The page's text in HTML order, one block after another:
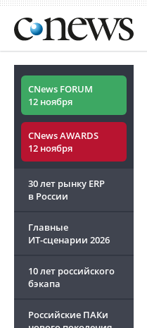
CNews FORUM
12 ноября
CNews AWARDS
12 ноября
30 лет рынку ERP
в России
Главные
ИТ-сценарии 2026
10 лет российского
бэкапа
Российские ПАКи